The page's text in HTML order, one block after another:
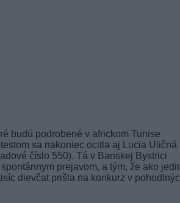
budú podrobené v africkom Tunise
sa nakoniec ocitla aj Lucia Uličná
číslo 550). Tá v Banskej Bystrici
prejavom, a tým, že ako
dievčat prišla na konkurz v